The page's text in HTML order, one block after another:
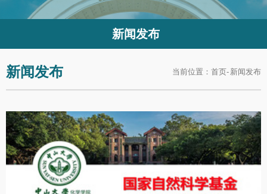
新闻发布
当前位置： 首页- 新闻发布
新闻发布